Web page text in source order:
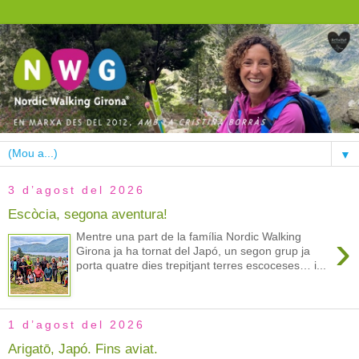
▼
3 d’agost del 2026
Escòcia, segona aventura!
›
Mentre una part de la família Nordic Walking
Girona ja ha tornat del Japó, un segon grup ja
porta quatre dies trepitjant terres escoceses… i...
1 d’agost del 2026
Arigatō, Japó. Fins aviat.